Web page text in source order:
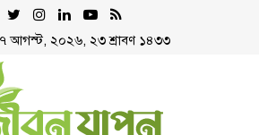
আগস্ট, ২০২৬, ২৩ শ্রাবণ ১৪৩৩